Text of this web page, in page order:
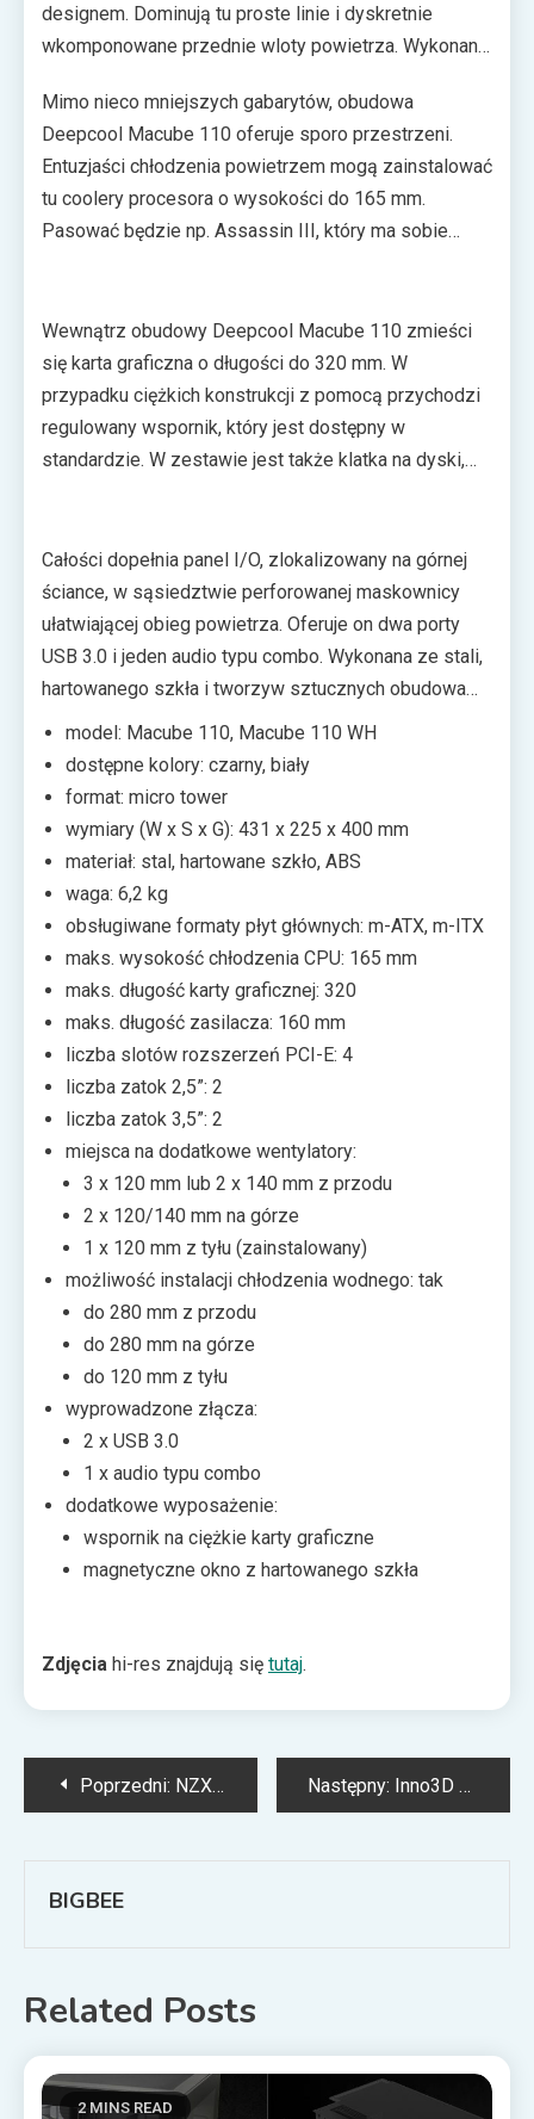
designem. Dominują tu proste linie i dyskretnie
wkomponowane przednie wloty powietrza. Wykonane
ściankę. Jego montaż i demontaż odbywa się w
sposób beznarzędziowy – producent postawił tu na
magnesy zamiast śrub.
Mimo nieco mniejszych gabarytów, obudowa
Deepcool Macube 110 oferuje sporo przestrzeni.
Entuzjaści chłodzenia powietrzem mogą zainstalować
tu coolery procesora o wysokości do 165 mm.
Pasować będzie np. Assassin III, który ma sobie
średnicy 120 mm. Fani cieczy mają z kolei miejsce na
dwie chłodnice o długości do 280 mm i jedną 120 mm.
Wewnątrz obudowy Deepcool Macube 110 zmieści
się karta graficzna o długości do 320 mm. W
przypadku ciężkich konstrukcji z pomocą przychodzi
regulowany wspornik, który jest dostępny w
standardzie. W zestawie jest także klatka na dyski,
przedni radiator. Samych nośników można mieć cztery
i tyle samo kart rozszerzeń PCIe.
Całości dopełnia panel I/O, zlokalizowany na górnej
ściance, w sąsiedztwie perforowanej maskownicy
ułatwiającej obieg powietrza. Oferuje on dwa porty
USB 3.0 i jeden audio typu combo. Wykonana ze stali,
hartowanego szkła i tworzyw sztucznych obudowa
Deepcool Macube 110 waży ponad sześć
kilogramów. Do sklepów ma trafić jeszcze w tym
miesiącu w cenie około 225 zł.
Dane techniczne:
model: Macube 110, Macube 110 WH
dostępne kolory: czarny, biały
format: micro tower
wymiary (W x S x G): 431 x 225 x 400 mm
materiał: stal, hartowane szkło, ABS
waga: 6,2 kg
obsługiwane formaty płyt głównych: m-ATX, m-ITX
maks. wysokość chłodzenia CPU: 165 mm
maks. długość karty graficznej: 320
maks. długość zasilacza: 160 mm
liczba slotów rozszerzeń PCI-E: 4
liczba zatok 2,5”: 2
liczba zatok 3,5”: 2
miejsca na dodatkowe wentylatory:
3 x 120 mm lub 2 x 140 mm z przodu
2 x 120/140 mm na górze
1 x 120 mm z tyłu (zainstalowany)
możliwość instalacji chłodzenia wodnego: tak
do 280 mm z przodu
do 280 mm na górze
do 120 mm z tyłu
wyprowadzone złącza:
2 x USB 3.0
1 x audio typu combo
dodatkowe wyposażenie:
wspornik na ciężkie karty graficzne
magnetyczne okno z hartowanego szkła
Zdjęcia hi-res znajdują się tutaj.
Nawigacja
Poprzedni: NZXT N7 Z490 – elegancki minimalizm i najnowsze technologie Następny: Inno3D GeForce RTX 3090 iChill X4 – karta graficzna dla najbardziej wymagających graczy i… profesjonalistów
BIGBEE
Related Posts
2 MINS READ